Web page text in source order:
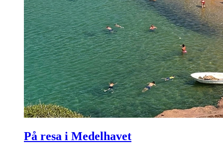
På resa i Medelhavet